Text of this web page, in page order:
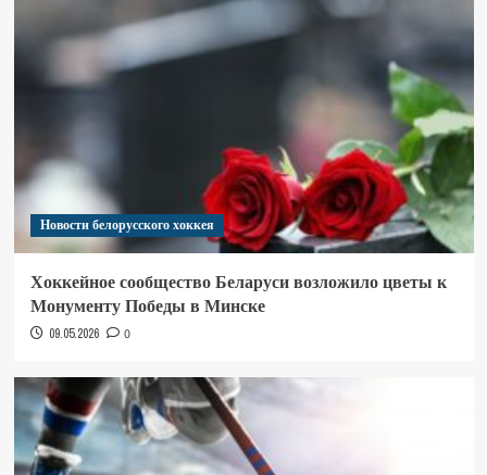
Новости белорусского хоккея
Хоккейное сообщество Беларуси возложило цветы к
Монументу Победы в Минске
09.05.2026 0